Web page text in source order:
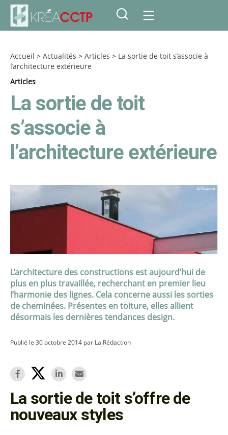
Accueil > Actualités > Articles > La sortie de toit s’associe à
l’architecture extérieure
Articles
La sortie de toit
s’associe à
l’architecture extérieure
L’architecture des constructions est aujourd’hui de
plus en plus travaillée, recherchant en premier lieu
l’harmonie des lignes. Cela concerne aussi les sorties
de cheminées. Présentes en toiture, elles allient
désormais les dernières tendances design.
Publié le 30 octobre 2014 par La Rédaction
La sortie de toit s’offre de
nouveaux styles